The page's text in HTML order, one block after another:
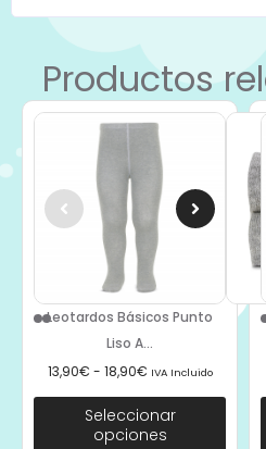
Productos
Leotardos Básicos Punto
Liso A...
13,90€ - 18,90€ IVA Incluido
Seleccionar
opciones